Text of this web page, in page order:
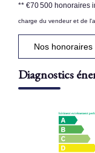
** €70 500 honoraires
charge du vendeur et de
Nos honoraires
Diagnostics